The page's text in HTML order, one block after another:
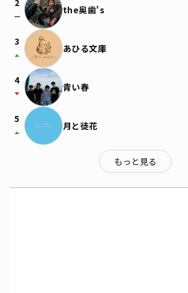
check_indeterminate_small the奥歯's
3
arrow_drop_up あひる文庫
4
arrow_drop_down 青い春
5
arrow_drop_up 月と徒花
もっと見る